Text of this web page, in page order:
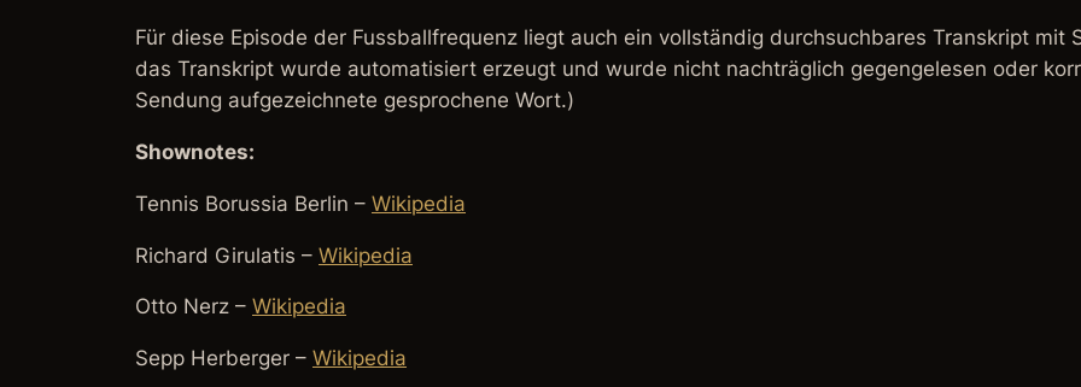
Für diese Episode der Fussballfrequenz liegt auch ein vollständig durchsuchbares Transkript
das Transkript wurde automatisiert erzeugt und wurde nicht nachträglich gegengelesen oder
Sendung aufgezeichnete gesprochene Wort.)
Shownotes:
Tennis Borussia Berlin – Wikipedia
Richard Girulatis – Wikipedia
Otto Nerz – Wikipedia
Sepp Herberger – Wikipedia